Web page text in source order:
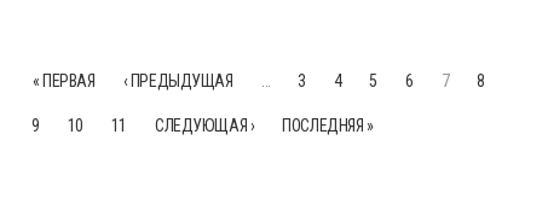
« ПЕРВАЯ ‹ ПРЕДЫДУЩАЯ 3 4 5 6 7 8
9 10 11 СЛЕДУЮЩАЯ › ПОСЛЕДНЯЯ »